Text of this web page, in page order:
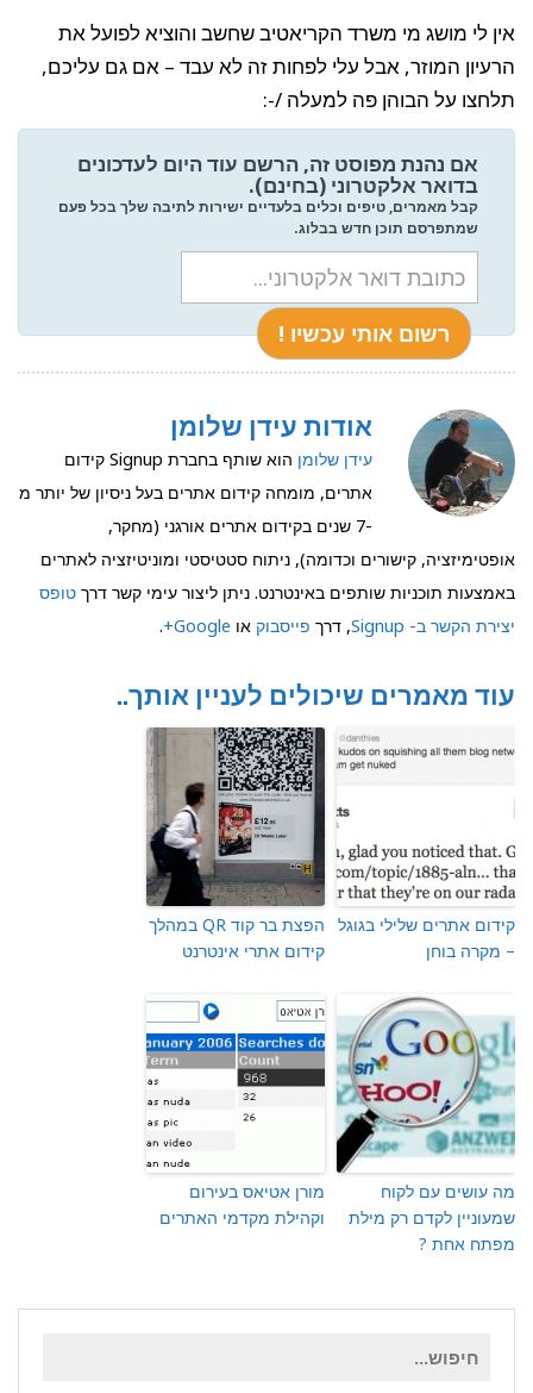
אין לי מושג מי משרד הקריאטיב שחשב והוציא לפועל את
הרעיון המוזר, אבל עלי לפחות זה לא עבד – אם גם עליכם,
תלחצו על הבוהן פה למעלה /-:
אם נהנת מפוסט זה, הרשם עוד היום לעדכונים
בדואר אלקטרוני (בחינם).
קבל מאמרים, טיפים וכלים בלעדיים ישירות לתיבה שלך בכל פעם
שמתפרסם תוכן חדש בבלוג.
אודות עידן שלומן
עידן שלומן
הוא שותף בחברת Signup קידום
אתרים, מומחה קידום אתרים בעל ניסיון של יותר מ
-7 שנים בקידום אתרים אורגני (מחקר,
אופטימיזציה, קישורים וכדומה), ניתוח סטטיסטי ומוניטיזציה לאתרים
באמצעות תוכניות שותפים באינטרנט. ניתן ליצור עימי קשר דרך טופס
יצירת הקשר ב- Signup
, דרך פייסבוק או Google+
.
עוד מאמרים שיכולים לעניין אותך..
קידום אתרים שלילי בגוגל
– מקרה בוחן
הפצת בר קוד QR במהלך
קידום אתרי אינטרנט
מה עושים עם לקוח
שמעוניין לקדם רק מילת
מפתח אחת ?
מורן אטיאס בעירום
וקהילת מקדמי האתרים